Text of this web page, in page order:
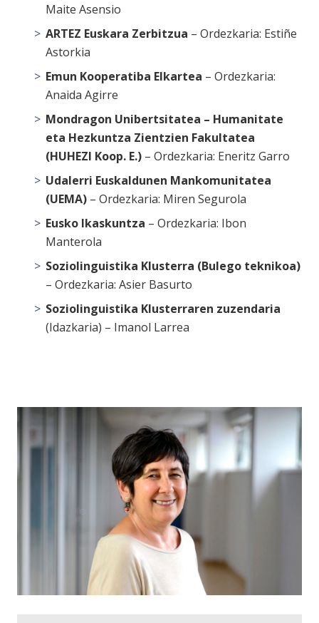
Maite Asensio
ARTEZ Euskara Zerbitzua – Ordezkaria: Estiñe
Astorkia
Emun Kooperatiba Elkartea – Ordezkaria:
Anaida Agirre
Mondragon Unibertsitatea – Humanitate
eta Hezkuntza Zientzien Fakultatea
(HUHEZI Koop. E.) – Ordezkaria: Eneritz Garro
Udalerri Euskaldunen Mankomunitatea
(UEMA) – Ordezkaria: Miren Segurola
Eusko Ikaskuntza – Ordezkaria: Ibon
Manterola
Soziolinguistika Klusterra (Bulego teknikoa)
– Ordezkaria: Asier Basurto
Soziolinguistika Klusterraren zuzendaria
(Idazkaria) – Imanol Larrea